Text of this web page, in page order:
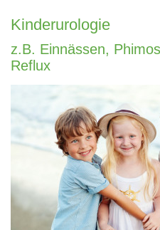
Kinderurologie
z.B. Einnässen,
Reflux